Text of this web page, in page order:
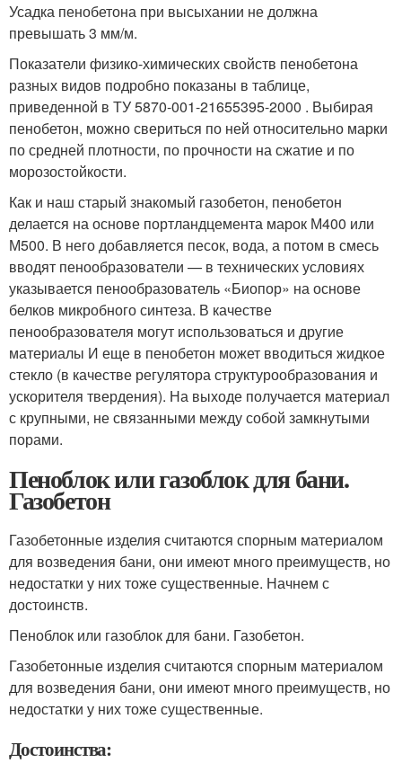
Усадка пенобетона при высыхании не должна
превышать 3 мм/м.
Показатели физико-химических свойств пенобетона
разных видов подробно показаны в таблице,
приведенной в ТУ 5870-001-21655395-2000 . Выбирая
пенобетон, можно свериться по ней относительно марки
по средней плотности, по прочности на сжатие и по
морозостойкости.
Как и наш старый знакомый газобетон, пенобетон
делается на основе портландцемента марок М400 или
М500. В него добавляется песок, вода, а потом в смесь
вводят пенообразователи — в технических условиях
указывается пенообразователь «Биопор» на основе
белков микробного синтеза. В качестве
пенообразователя могут использоваться и другие
материалы И еще в пенобетон может вводиться жидкое
стекло (в качестве регулятора структурообразования и
ускорителя твердения). На выходе получается материал
с крупными, не связанными между собой замкнутыми
порами.
Пеноблок или газоблок для бани.
Газобетон
Газобетонные изделия считаются спорным материалом
для возведения бани, они имеют много преимуществ, но
недостатки у них тоже существенные. Начнем с
достоинств.
Пеноблок или газоблок для бани. Газобетон.
Газобетонные изделия считаются спорным материалом
для возведения бани, они имеют много преимуществ, но
недостатки у них тоже существенные.
Достоинства: